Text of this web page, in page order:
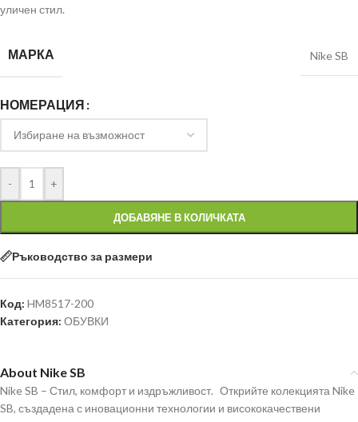
уличен стил.
МАРКА Nike SB
НОМЕРАЦИЯ
- +
ДОБАВЯНЕ В КОЛИЧКАТА
Ръководство за размери
Код: HM8517-200
Категория: ОБУВКИ
About Nike SB
Nike SB – Стил, комфорт и издръжливост. Открийте колекцията Nike
SB, създадена с иновационни технологии и висококачествени